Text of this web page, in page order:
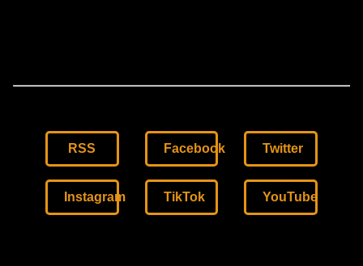
RSS Facebook Twitter
Instagram TikTok YouTube